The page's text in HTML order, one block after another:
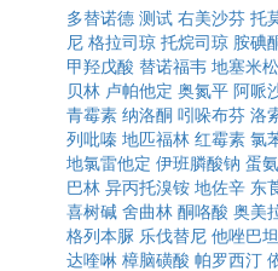
多替诺德 测试 右美沙芬 托
尼 格拉司琼 托烷司琼 胺碘
甲羟戊酸 替诺福韦 地塞米松
贝林 卢帕他定 奥氮平 阿哌
青霉素 纳洛酮 吲哚布芬 洛
列吡嗪 地匹福林 红霉素 氯
地氯雷他定 伊班膦酸钠 蛋
巴林 异丙托溴铵 地佐辛 东
喜树碱 舍曲林 酮咯酸 奥美
格列本脲 乐伐替尼 他唑巴坦
达喹啉 樟脑磺酸 帕罗西汀